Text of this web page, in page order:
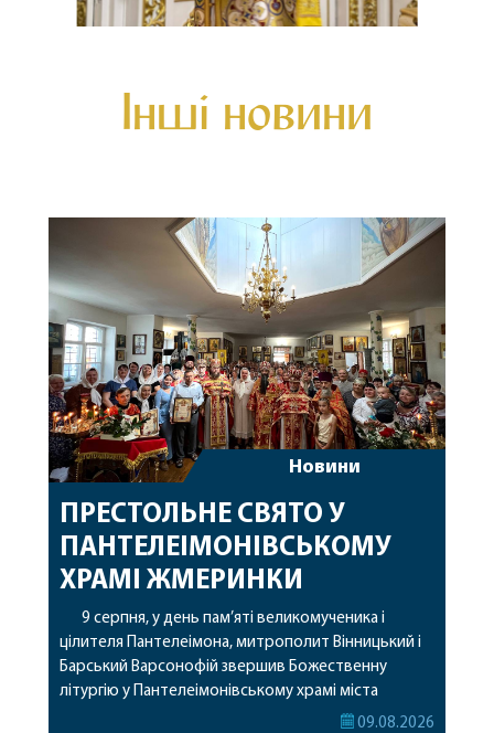
Інші новини
Новини
ПРЕСТОЛЬНЕ СВЯТО У
ПАНТЕЛЕІМОНІВСЬКОМУ
ХРАМІ ЖМЕРИНКИ
9 серпня, у день пам’яті великомученика і
цілителя Пантелеімона, митрополит Вінницький і
Барський Варсонофій звершив Божественну
літургію у Пантелеімонівському храмі міста
Жмеринки. Перед початком богослужіння09.08.2026